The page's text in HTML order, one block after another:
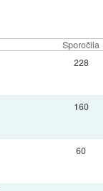
Sporočila
228
160
60